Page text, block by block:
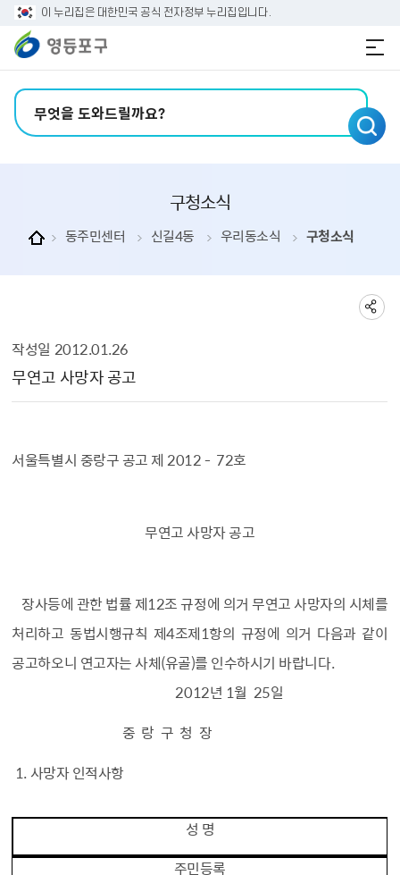
본문 바로가기
주메뉴 바로가기
이 누리집은 대한민국 공식 전자정부 누리집입니다.
구청소식
동주민센터 신길4동 우리동소식 구청소식
작성일 2012.01.26
무연고 사망자 공고
서울특별시 중랑구 공고 제 2012 - 72호
무연고 사망자 공고
장사등에 관한 법률 제12조 규정에 의거 무연고 사망자의 시체를
처리하고 동법시행규칙 제4조제1항의 규정에 의거 다음과 같이
공고하오니 연고자는 사체(유골)를 인수하시기 바랍니다.
2012년 1월 25일
중 랑 구 청 장
1. 사망자 인적사항
성 명
주민등록